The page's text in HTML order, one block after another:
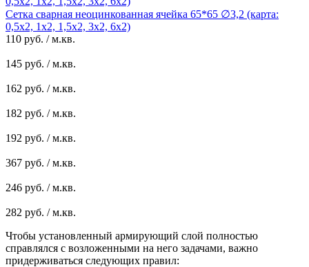
Сетка сварная неоцинкованная ячейка 65*65 ∅3,2 (карта:
0,5х2, 1х2, 1,5х2, 3х2, 6х2)
110 руб. / м.кв.
145 руб. / м.кв.
162 руб. / м.кв.
182 руб. / м.кв.
192 руб. / м.кв.
367 руб. / м.кв.
246 руб. / м.кв.
282 руб. / м.кв.
Чтобы установленный армирующий слой полностью
справлялся с возложенными на него задачами, важно
придерживаться следующих правил: